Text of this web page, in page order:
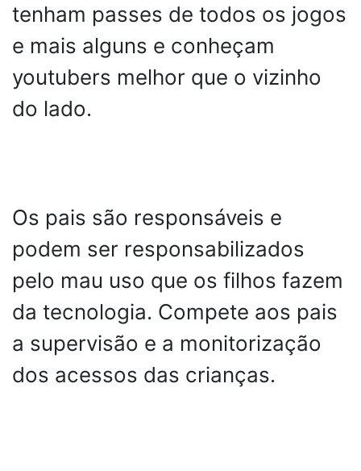
tenham passes de todos os jogos
e mais alguns e conheçam
youtubers melhor que o vizinho
do lado.
Os pais são responsáveis e
podem ser responsabilizados
pelo mau uso que os filhos fazem
da tecnologia. Compete aos pais
a supervisão e a monitorização
dos acessos das crianças.